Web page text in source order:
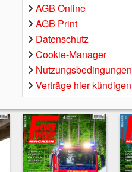
AGB Online
AGB Print
Datenschutz
Cookie-Manager
Nutzungsbedingungen
Verträge hier kündigen